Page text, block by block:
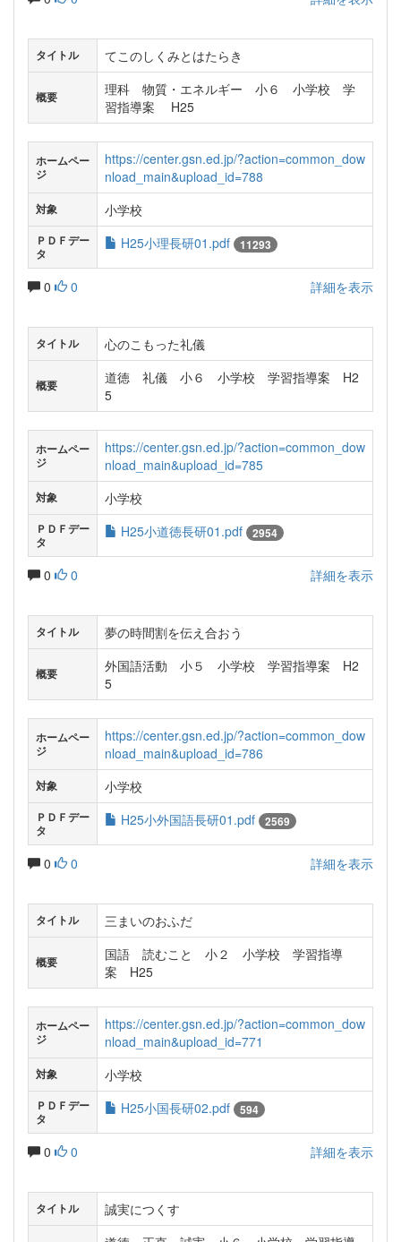
タイトル てこのしくみとはたらき
概要
理科 物質・エネルギー 小６ 小学校 学
習指導案 H25
ホームペー
ジ
https://center.gsn.ed.jp/?action=common_dow
nload_main&upload_id=788
対象 小学校
ＰＤＦデー
タ
H25小理長研01.pdf 11293
0 0 詳細を表示
タイトル 心のこもった礼儀
概要
道徳 礼儀 小６ 小学校 学習指導案 H2
5
ホームペー
ジ
https://center.gsn.ed.jp/?action=common_dow
nload_main&upload_id=785
対象 小学校
ＰＤＦデー
タ
H25小道徳長研01.pdf 2954
0 0 詳細を表示
タイトル 夢の時間割を伝え合おう
概要
外国語活動 小５ 小学校 学習指導案 H2
5
ホームペー
ジ
https://center.gsn.ed.jp/?action=common_dow
nload_main&upload_id=786
対象 小学校
ＰＤＦデー
タ
H25小外国語長研01.pdf 2569
0 0 詳細を表示
タイトル 三まいのおふだ
概要
国語 読むこと 小２ 小学校 学習指導
案 H25
ホームペー
ジ
https://center.gsn.ed.jp/?action=common_dow
nload_main&upload_id=771
対象 小学校
ＰＤＦデー
タ
H25小国長研02.pdf 594
0 0 詳細を表示
タイトル
誠実につくす